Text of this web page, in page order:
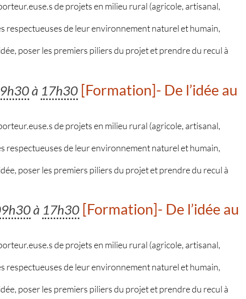
de projets en milieu rural (agricole, artisanal,
respectueuses de leur environnement naturel et humain,
poser les premiers piliers du projet et prendre du recul à
à 17h30 [Formation]- De l’idée au
de projets en milieu rural (agricole, artisanal,
respectueuses de leur environnement naturel et humain,
poser les premiers piliers du projet et prendre du recul à
à 17h30 [Formation]- De l’idée au
de projets en milieu rural (agricole, artisanal,
respectueuses de leur environnement naturel et humain,
poser les premiers piliers du projet et prendre du recul à